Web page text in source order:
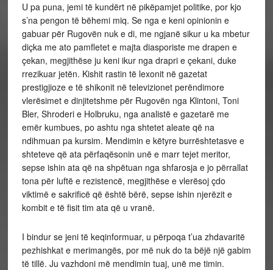
U pa puna, jemi të kundërt në pikëpamjet politike, por kjo
s’na pengon të bëhemi miq. Se nga e keni opinionin e
gabuar për Rugovën nuk e di, me ngjanë sikur u ka mbetur
diçka me ato pamfletet e majta diasporiste me drapen e
çekan, megjithëse ju keni ikur nga drapri e çekani, duke
rrezikuar jetën. Kishit rastin të lexonit në gazetat
prestigjioze e të shikonit në televizionet perëndimore
vlerësimet e dinjitetshme për Rugovën nga Klintoni, Toni
Bler, Shroderi e Holbruku, nga analistë e gazetarë me
emër kumbues, po ashtu nga shtetet aleate që na
ndihmuan pa kursim. Mendimin e këtyre burrështetasve e
shteteve që ata përfaqësonin unë e marr tejet meritor,
sepse ishin ata që na shpëtuan nga shfarosja e jo përrallat
tona për luftë e rezistencë, megjithëse e vlerësoj çdo
viktimë e sakrificë që është bërë, sepse ishin njerëzit e
kombit e të fisit tim ata që u vranë.
I bindur se jeni të keqinformuar, u përpoqa t’ua zhdavaritë
pezhishkat e merimangës, por më nuk do ta bëjë një gabim
të tillë. Ju vazhdoni më mendimin tuaj, unë me timin.